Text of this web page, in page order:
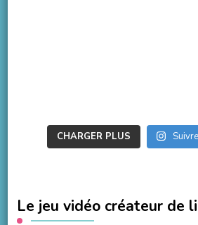
CHARGER PLUS
Le jeu vidéo créateur de